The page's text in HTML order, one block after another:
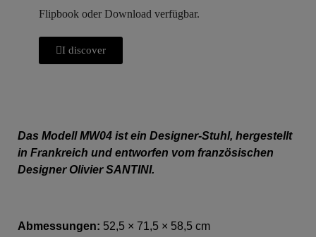
Flipbook oder Download verfügbar.
I discover
Das Modell MW04 ist ein Designer-Stuhl, hergestellt
in Frankreich und entworfen vom französischen
Designer Olivier SANTINI.
Abmessungen: 52,5 × 71,5 × 58,5 cm